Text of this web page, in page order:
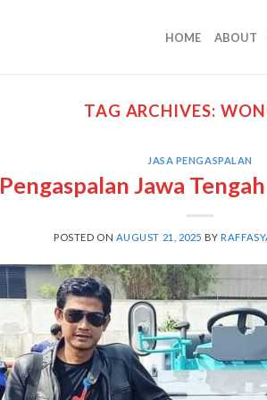
HOME ABOUT
TAG ARCHIVES:
JASA PENGASPALAN
Jawa
POSTED ON AUGUST 21, 2025 BY